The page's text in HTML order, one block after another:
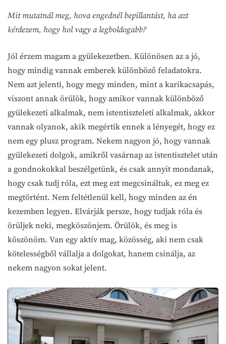
Mit mutatnál meg, hova engednél bepillantást, ha azt
kérdezem, hogy hol vagy a legboldogabb?
Jól érzem magam a gyülekezetben. Különösen az a jó,
hogy mindig vannak emberek különböző feladatokra.
Nem azt jelenti, hogy megy minden, mint a karikacsapás,
viszont annak örülök, hogy amikor vannak különböző
gyülekezeti alkalmak, nem istentiszteleti alkalmak, akkor
vannak olyanok, akik megértik ennek a lényegét, hogy ez
nem egy plusz program. Nekem nagyon jó, hogy vannak
gyülekezeti dolgok, amikről vasárnap az istentisztelet után
a gondnokokkal beszélgetünk, és csak annyit mondanak,
hogy csak tudj róla, ezt meg ezt megcsináltuk, ez meg ez
megtörtént. Nem feltétlenül kell, hogy minden az én
kezemben legyen. Elvárják persze, hogy tudjak róla és
örüljek neki, megköszönjem. Örülök, és meg is
köszönöm. Van egy aktív mag, közösség, aki nem csak
kötelességből vállalja a dolgokat, hanem csinálja, az
nekem nagyon sokat jelent.